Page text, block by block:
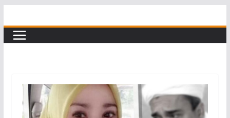
to
content